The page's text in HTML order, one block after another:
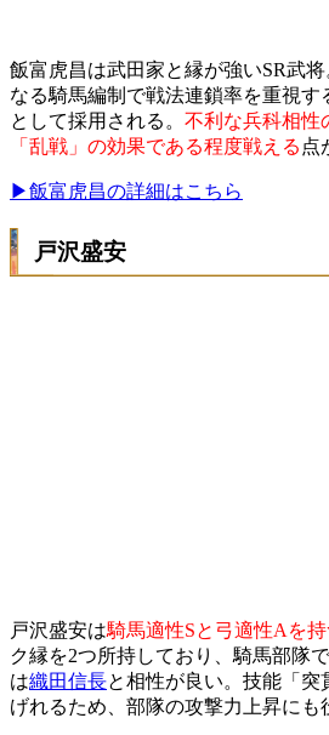
飯富虎昌は武田家と縁が強いSR武
なる騎馬編制で戦法連鎖率を重視す
として採用される。 不利な兵科相性
「乱戦」の効果である程度戦える 点
▶飯富虎昌の詳細はこちら
戸沢盛安
戸沢盛安は騎馬適性Sと弓適性Aを持
ク縁を2つ所持しており、騎馬部隊
は織田信長と相性が良い。技能「突
げれるため、部隊の攻撃力上昇にも